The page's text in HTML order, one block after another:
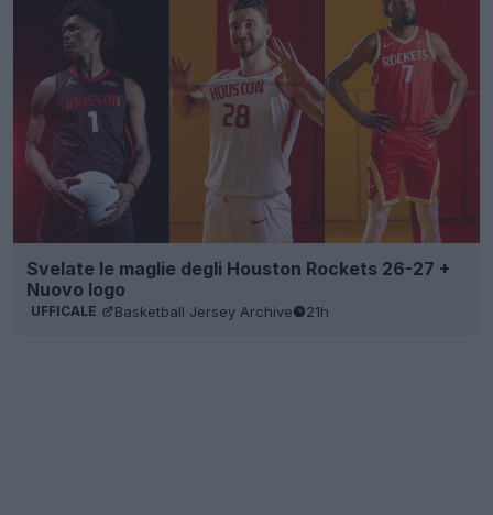
Svelate le maglie degli Houston Rockets 26-27 +
Nuovo logo
UFFICALE Basketball Jersey Archive 21h